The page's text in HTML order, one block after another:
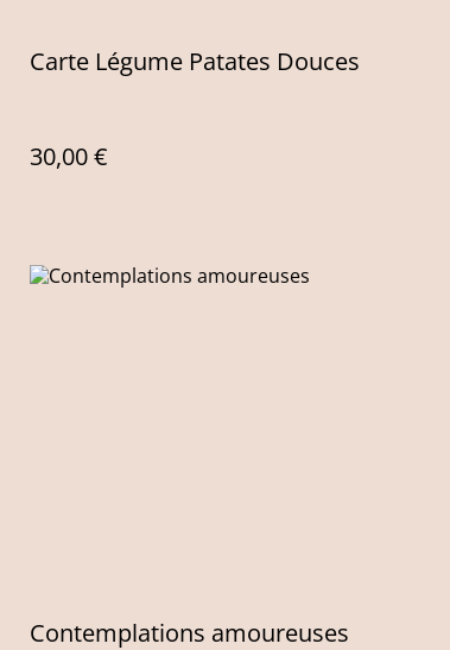
Carte Légume Patates Douces
30,00 €
Contemplations amoureuses